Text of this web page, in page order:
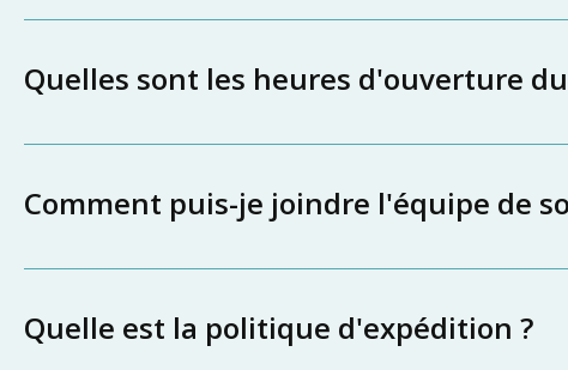
Quelles sont les heures d'ouverture
Comment puis-je joindre l'équipe de
Quelle est la politique d'expédition ?